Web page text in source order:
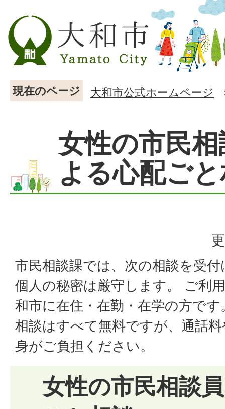
現在のページ 大和市公式ホームページ
女性の市民
よる心配ご
市民相談課では、次の相談を受
個人の秘密は厳守します。 ご利
和市に在住・在勤・在学の方です
相談はすべて無料ですが、通話
身がご負担ください。
女性の市民相談